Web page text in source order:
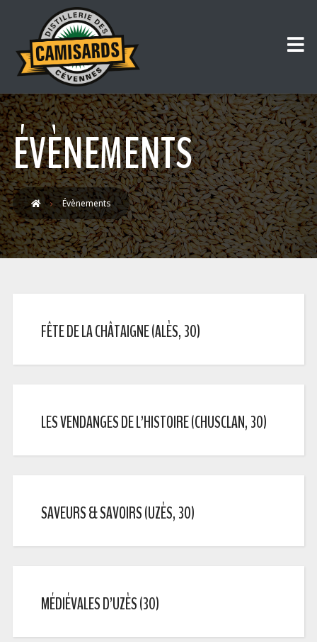
ÉVÈNEMENTS
Évènements
FÊTE DE LA CHÂTAIGNE (ALÈS, 30)
LES VENDANGES DE L’HISTOIRE (CHUSCLAN, 30)
SAVEURS & SAVOIRS (UZÈS, 30)
MÉDIÉVALES D’UZÈS (30)